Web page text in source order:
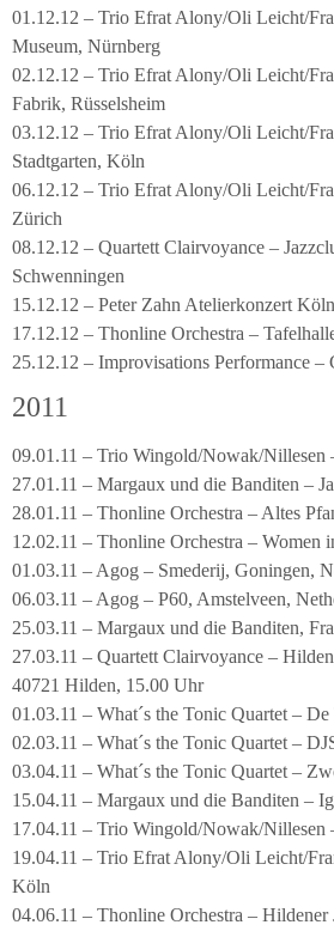
01.12.12 – Trio Efrat Alony/Oli Leicht/
Museum, Nürnberg
02.12.12 – Trio Efrat Alony/Oli Leicht/
Fabrik, Rüsselsheim
03.12.12 – Trio Efrat Alony/Oli Leicht/
Stadtgarten, Köln
06.12.12 – Trio Efrat Alony/Oli Leicht/
Zürich
08.12.12 – Quartett Clairvoyance –
Schwenningen
15.12.12 – Peter Zahn Atelierkonzert Köln
17.12.12 – Thonline Orchestra –
25.12.12 – Improvisations Performance –
2011
09.01.11 – Trio Wingold/Nowak/Nillesen
27.01.11 – Margaux und die Banditen –
28.01.11 – Thonline Orchestra – Altes
12.02.11 – Thonline Orchestra – Women
01.03.11 – Agog – Smederij, Goningen,
06.03.11 – Agog – P60, Amstelveen,
25.03.11 – Margaux und die Banditen,
27.03.11 – Quartett Clairvoyance –
40721 Hilden, 15.00 Uhr
01.03.11 – What´s the Tonic Quartet –
02.03.11 – What´s the Tonic Quartet –
03.04.11 – What´s the Tonic Quartet –
15.04.11 – Margaux und die Banditen –
17.04.11 – Trio Wingold/Nowak/Nillesen
19.04.11 – Trio Efrat Alony/Oli Leicht/
Köln
04.06.11 – Thonline Orchestra – Hildener